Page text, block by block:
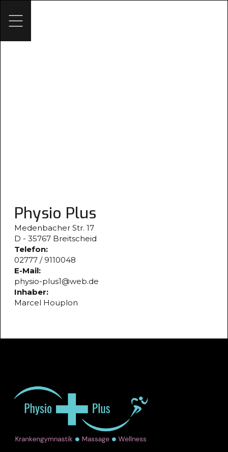
Physio Plus
Medenbacher Str. 17
D - 35767 Breitscheid
Telefon:
02777 / 9110048
E-Mail:
physio-plus1@web.de
Inhaber:
Marcel Houplon